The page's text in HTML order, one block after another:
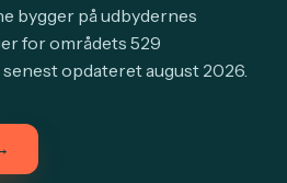
bygger på udbydernes
for områdets 529
opdateret august 2026.